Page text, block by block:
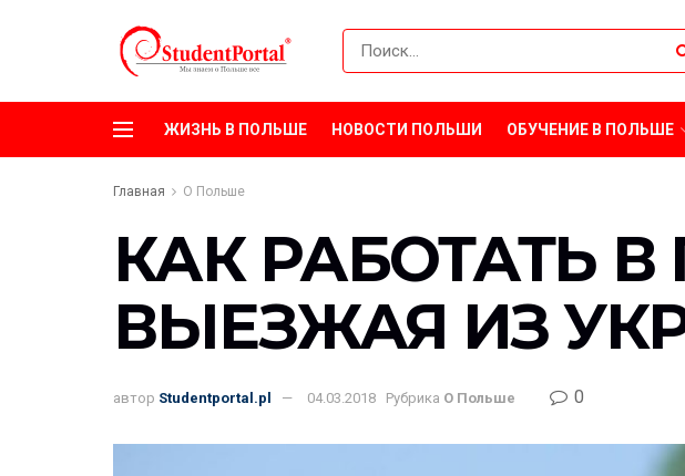
ЖИЗНЬ В ПОЛЬШЕ НОВОСТИ ПОЛЬШИ ОБУЧЕНИЕ В ПОЛЬШЕ
Главная О Польше
КАК РАБОТАТЬ
ВЫЕЗЖАЯ ИЗ
автор Studentportal.pl 04.03.2018 Рубрика О Польше 0